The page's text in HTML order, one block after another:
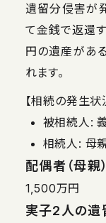
遺留分侵害が
て金銭で返還
円の遺産があ
れます。
【相続の発生状
被相続人:
相続人: 母
配偶者（母親
1,500万円
実子2人の遺